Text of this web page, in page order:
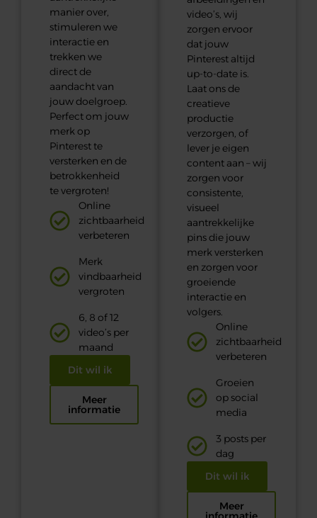
manier over,
stimuleren we
interactie en
trekken we
direct de
aandacht van
jouw doelgroep.
Perfect om jouw
merk op
Pinterest te
versterken en de
betrokkenheid
te vergroten!
Online
zichtbaarheid
verbeteren
Merk
vindbaarheid
vergroten
6, 8 of 12
video’s per
maand
Dit wil ik
Meer
informatie
video’s, wij
zorgen ervoor
dat jouw
Pinterest altijd
up-to-date is.
Laat ons de
creatieve
productie
verzorgen, of
lever je eigen
content aan – wij
zorgen voor
consistente,
visueel
aantrekkelijke
pins die jouw
merk versterken
en zorgen voor
groeiende
interactie en
volgers.
Online
zichtbaarheid
verbeteren
Groeien
op social
media
3 posts per
dag
Dit wil ik
Meer